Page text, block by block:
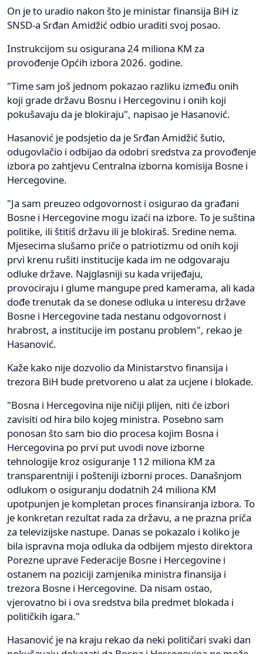
On je to uradio nakon što je ministar finansija BiH iz
SNSD-a Srđan Amidžić odbio uraditi svoj posao.
Instrukcijom su osigurana 24 miliona KM za
provođenje Općih izbora 2026. godine.
"Time sam još jednom pokazao razliku između onih
koji grade državu Bosnu i Hercegovinu i onih koji
pokušavaju da je blokiraju", napisao je Hasanović.
Hasanović je podsjetio da je Srđan Amidžić šutio,
odugovlačio i odbijao da odobri sredstva za provođenje
izbora po zahtjevu Centralna izborna komisija Bosne i
Hercegovine.
"Ja sam preuzeo odgovornost i osigurao da građani
Bosne i Hercegovine mogu izaći na izbore. To je suština
politike, ili štitiš državu ili je blokiraš. Sredine nema.
Mjesecima slušamo priče o patriotizmu od onih koji
prvi krenu rušiti institucije kada im ne odgovaraju
odluke države. Najglasniji su kada vrijeđaju,
provociraju i glume mangupe pred kamerama, ali kada
dođe trenutak da se donese odluka u interesu države
Bosne i Hercegovine tada nestanu odgovornost i
hrabrost, a institucije im postanu problem", rekao je
Hasanović.
Kaže kako nije dozvolio da Ministarstvo finansija i
trezora BiH bude pretvoreno u alat za ucjene i blokade.
"Bosna i Hercegovina nije ničiji plijen, niti će izbori
zavisiti od hira bilo kojeg ministra. Posebno sam
ponosan što sam bio dio procesa kojim Bosna i
Hercegovina po prvi put uvodi nove izborne
tehnologije kroz osiguranje 112 miliona KM za
transparentniji i pošteniji izborni proces. Današnjom
odlukom o osiguranju dodatnih 24 miliona KM
upotpunjen je kompletan proces finansiranja izbora. To
je konkretan rezultat rada za državu, a ne prazna priča
za televizijske nastupe. Danas se pokazalo i koliko je
bila ispravna moja odluka da odbijem mjesto direktora
Porezne uprave Federacije Bosne i Hercegovine i
ostanem na poziciji zamjenika ministra finansija i
trezora Bosne i Hercegovine. Da nisam ostao,
vjerovatno bi i ova sredstva bila predmet blokada i
političkih igara."
Hasanović je na kraju rekao da neki političari svaki dan